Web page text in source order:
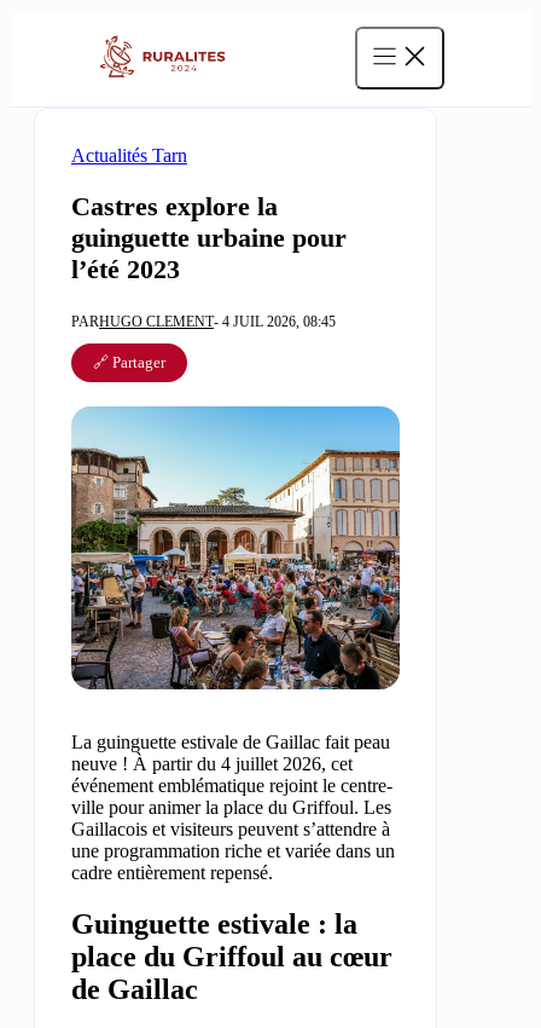
Actualités Tarn
Castres explore la
guinguette urbaine pour
l’été 2023
PARHUGO CLEMENT- 4 JUIL 2026, 08:45
🔗 Partager
La guinguette estivale de Gaillac fait peau
neuve ! À partir du 4 juillet 2026, cet
événement emblématique rejoint le centre-
ville pour animer la place du Griffoul. Les
Gaillacois et visiteurs peuvent s’attendre à
une programmation riche et variée dans un
cadre entièrement repensé.
Guinguette estivale : la
place du Griffoul au cœur
de Gaillac